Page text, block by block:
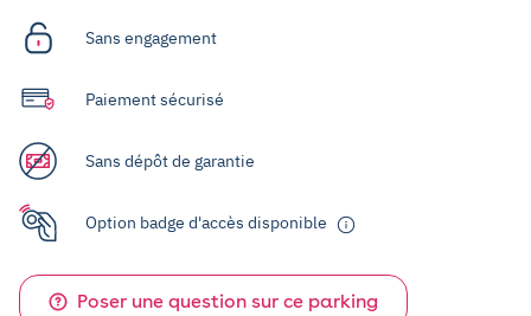
Sans engagement
Paiement sécurisé
Sans dépôt de garantie
Option badge d'accès disponible
Poser une question sur ce parking